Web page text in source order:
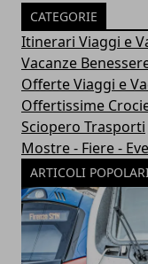
CATEGORIE
Itinerari Viaggi e
Vacanze
Offerte Viaggi e
Offertissime
Sciopero Trasporti
Mostre - Fiere -
ARTICOLI